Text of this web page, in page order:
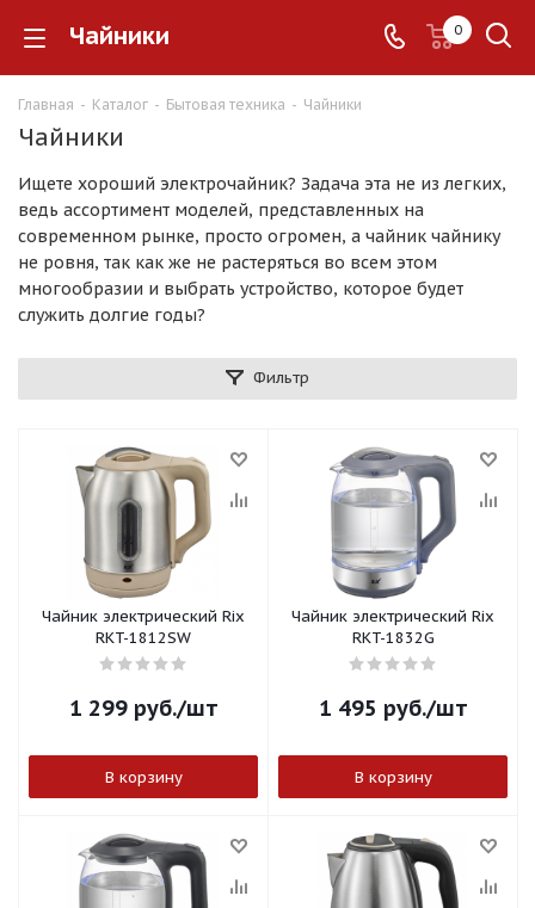
Чайники 0
Главная - Каталог - Бытовая техника - Чайники
Чайники
Ищете хороший электрочайник? Задача эта не из легких,
ведь ассортимент моделей, представленных на
современном рынке, просто огромен, а чайник чайнику
не ровня, так как же не растеряться во всем этом
многообразии и выбрать устройство, которое будет
служить долгие годы?
Фильтр
Чайник электрический Rix
RKT-1812SW
1 299руб./шт
В корзину
Чайник электрический Rix
RKT-1832G
1 495 руб./шт
В корзину